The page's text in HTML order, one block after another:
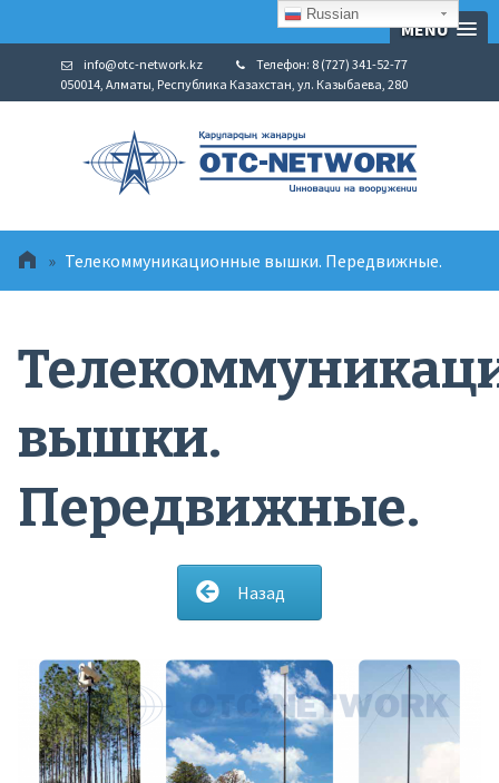
MENU
info@otc-network.kz
Телефон: 8 (727) 341-52-77
050014, Алматы, Республика Казахстан, ул. Казыбаева, 280
» Телекоммуникационные вышки. Передвижные.
вышки.
Передвижные.
Назад
Russian